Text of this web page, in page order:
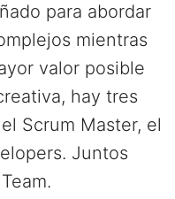
para abordar
mientras
valor posible
hay tres
Scrum Master, el
Juntos